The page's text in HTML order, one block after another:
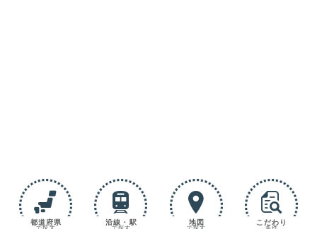
都道府県 沿線・駅 地図 こだわり